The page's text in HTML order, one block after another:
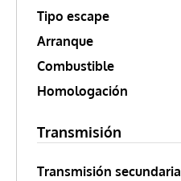
Tipo escape
Arranque
Combustible
Homologación
Transmisión
Transmisión secundaria